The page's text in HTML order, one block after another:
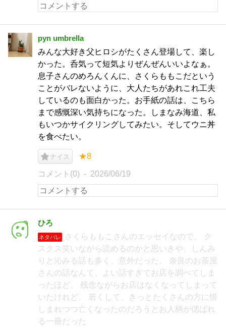
pyn umbrella
みんな大好き父ヒロシがたくさん登場して、楽し
かった。呑気って短気よりぜんぜんいいよなぁ。
息子さんのめろんくんに、さくらももこだという
ことがバレないように、大人たちがあれこれ工夫
しているのも面白かった。お手紙の話は、こちら
まで感慨深い気持ちになった。しまなみ海道、私
もいつかサイクリングしてみたい。そしてウニ丼
を食べたい。
ナイス ★8
コメント(0) 2026/06/19
ひろ
ネタバレ
さくらももこさんのエッセイなので、 ク
スクス笑いながら読めるのかと思いきや、しんみ
りと沁みる話も多く、意外だった。 奈良のお茶屋
さんの話なんて、よい話すぎてお店を調べてしま
ったほど。 残念ながらお店はなくなってしまって
いたけれど。 若くして、きっとたくさんの方に惜
しまれつつ亡くなったのだろうとお人柄が偲ばれ
る一冊だった